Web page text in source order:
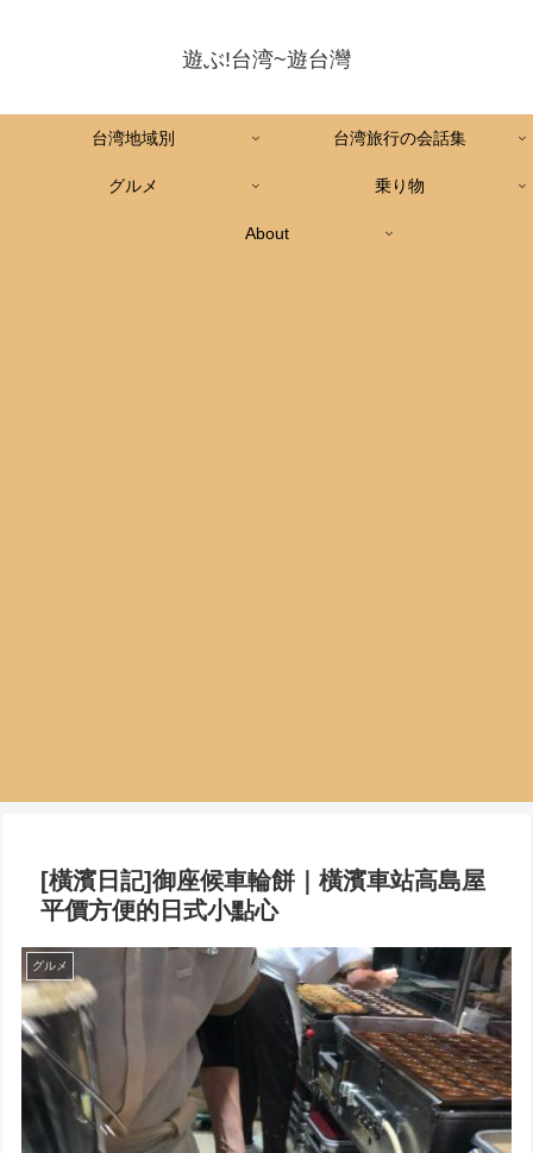
遊ぶ!台湾~遊台灣
台湾地域別 台湾旅行の会話集
グルメ 乗り物
About
[橫濱日記]御座候車輪餅｜橫濱車站高島屋
平價方便的日式小點心
グルメ